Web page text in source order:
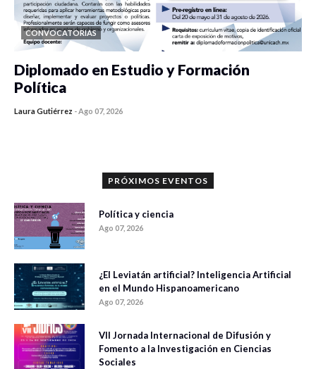
CONVOCATORIAS
Diplomado en Estudio y Formación
Política
Laura Gutiérrez -Ago 07, 2026
PRÓXIMOS EVENTOS
Política y ciencia
Ago 07, 2026
¿El Leviatán artificial? Inteligencia Artificial
en el Mundo Hispanoamericano
Ago 07, 2026
VII Jornada Internacional de Difusión y
Fomento a la Investigación en Ciencias
Sociales